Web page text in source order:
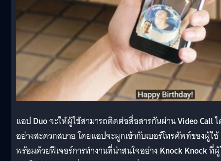
แอป Duoจะให้ผู้ใช้สามารถติดต่อสื่อสารกันผ่านVideo Call
อย่างสะดวกสบาย โดยแอปจะผูกเข้ากับเบอร์โทรศัพท์ของผู้ใช้
พร้อมด้วยฟีเจอร์การทำงานที่น่าสนใจอย่าง Knock Knockที่